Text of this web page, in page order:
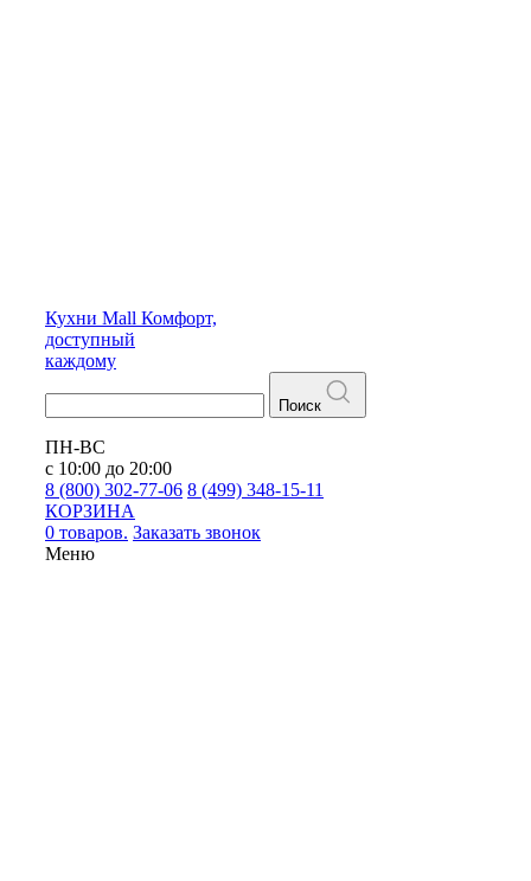
Кухни Mall Комфорт,
доступный
каждому
Поиск
ПН-ВС
с 10:00 до 20:00
8 (800) 302-77-06 8 (499) 348-15-11
КОРЗИНА
0 товаров. Заказать звонок
Меню